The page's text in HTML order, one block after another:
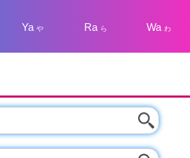
Yaや Ra ら Wa わ